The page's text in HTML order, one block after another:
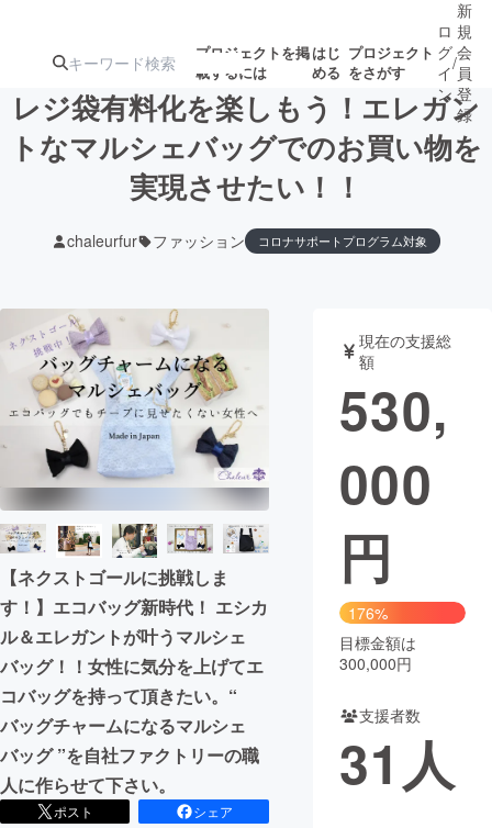
プロジェクトを掲
載するには
はじ
める
プロジェクト
をさがす
注目のリ 注目の新着プロ募集終了が近いプ
テクノロジー・ガジェット ゲーム・サ
映像・映画 書籍・雑誌
ビジネス・起業 チャレンジ
まちづくり・地域活性化
CAMPFIRE for Social Good
CAMPFIRE Creation
CAMPFIREふるさと納税
コミュニティ
ロ
グ
イ
ン
/
新
規
会
員
登
録
レジ袋有料化を楽しもう！エレガン
トなマルシェバッグでのお買い物を
実現させたい！！
chaleurfur ファッション コロナサポートプログラム対象
【ネクストゴールに挑戦しま
す！】エコバッグ新時代！ エシカ
ル＆エレガントが叶うマルシェ
バッグ！！女性に気分を上げてエ
コバッグを持って頂きたい。“
バッグチャームになるマルシェ
バッグ ”を自社ファクトリーの職
人に作らせて下さい。
ポスト
シェア
現在の支援総
額
530,
000
円
176%
目標金額は
300,000円
支援者数
31 人